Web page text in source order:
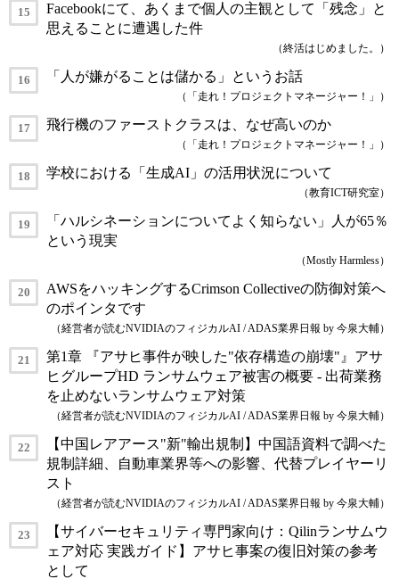
Facebookにて、あくまで個人の主観として「残念」と
思えることに遭遇した件
（終活はじめました。）
「人が嫌がることは儲かる」というお話
（「走れ！プロジェクトマネージャー！」）
飛行機のファーストクラスは、なぜ高いのか
（「走れ！プロジェクトマネージャー！」）
学校における「生成AI」の活用状況について
（教育ICT研究室）
「ハルシネーションについてよく知らない」人が65％
という現実
（Mostly Harmless）
AWSをハッキングするCrimson Collectiveの防御対策へ
のポインタです
（経営者が読むNVIDIAのフィジカルAI / ADAS業界日報 by 今泉大輔）
第1章 『アサヒ事件が映した"依存構造の崩壊"』アサ
ヒグループHD ランサムウェア被害の概要 - 出荷業務
を止めないランサムウェア対策
（経営者が読むNVIDIAのフィジカルAI / ADAS業界日報 by 今泉大輔）
【中国レアアース"新"輸出規制】中国語資料で調べた
規制詳細、自動車業界等への影響、代替プレイヤーリ
スト
（経営者が読むNVIDIAのフィジカルAI / ADAS業界日報 by 今泉大輔）
【サイバーセキュリティ専門家向け：Qilinランサムウ
ェア対応 実践ガイド】アサヒ事案の復旧対策の参考
として